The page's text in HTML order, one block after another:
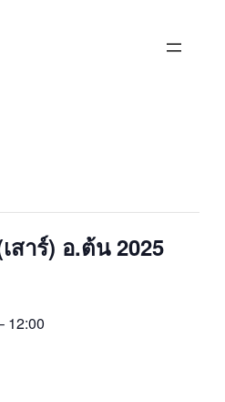
าร์) อ.ต้น 2025
12:00